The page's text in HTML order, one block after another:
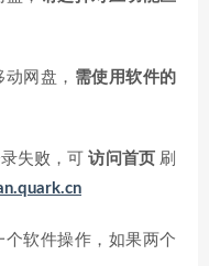
网盘， 需使用软件的
失败，可访问首页 刷
软件操作，如果两个